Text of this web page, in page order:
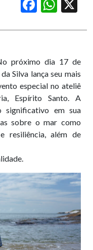
FacebookWhatsApp
próximo dia 17 de
Silva lança seu mais
especial no ateliê
Espírito Santo. A
significativo em sua
sobre o mar como
resiliência, além de